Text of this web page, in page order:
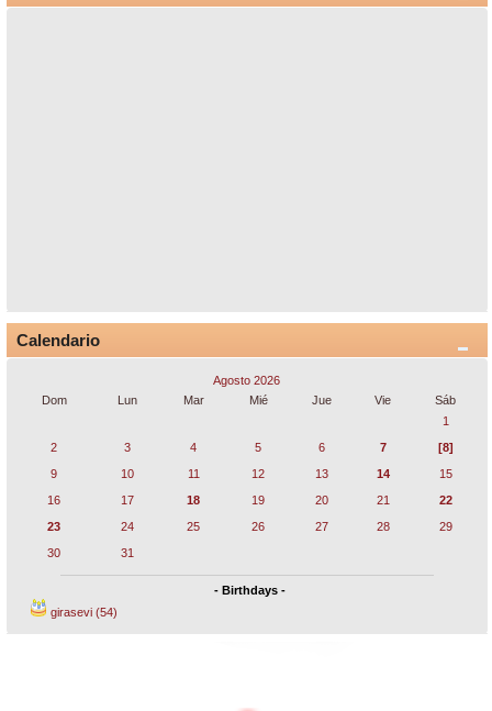
Calendario
Agosto 2026
Dom
Lun Mar Mié Jue Vie
Sáb
1
2
3 4 5 6 7
[8]
9
10 11 12 13 14
15
16
17 18 19 20 21
22
23
24 25 26 27 28
29
30
31
- Birthdays -
girasevi (54)